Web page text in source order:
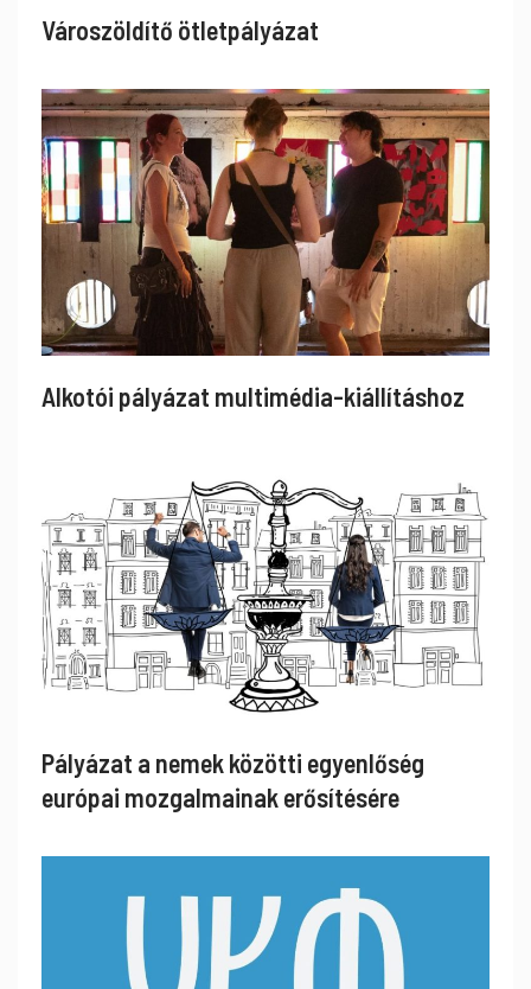
Városzöldítő ötletpályázat
Alkotói pályázat multimédia-kiállításhoz
Pályázat a nemek közötti egyenlőség
európai mozgalmainak erősítésére